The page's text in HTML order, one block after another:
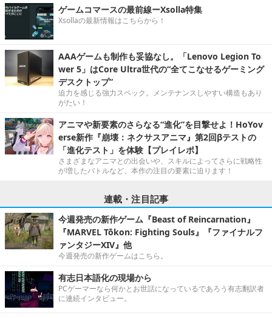
ゲームコマースの最前線ーXsolla特集
Xsollaの最新情報はこちらから！
AAAゲームも制作も妥協なし。「Lenovo Legion To
wer 5」はCore Ultra世代の“全てこなせるゲーミング
デスクトップ”
迫力を感じる強力スペック。メンテナンスしやすい構造もあり
がたい！
アニマや新要素のさらなる“進化”を目撃せよ！HoYov
erse新作『崩壊：ネクサスアニマ』第2回βテストの
「進化テスト」を体験【プレイレポ】
さまざまなアニマとの出会いや、スキルによってさらに戦略性
が増したバトルなど、本作の注目の要素に迫ります！
連載・注目記事
今週発売の新作ゲーム『Beast of Reincarnation』
『MARVEL Tōkon: Fighting Souls』『ファイナルフ
ァンタジーXIV』他
今週発売の新作ゲームはこちら。
有志日本語化の現場から
PCゲーマーなら何かとお世話になっているであろう有志翻訳者
に連続インタビュー。